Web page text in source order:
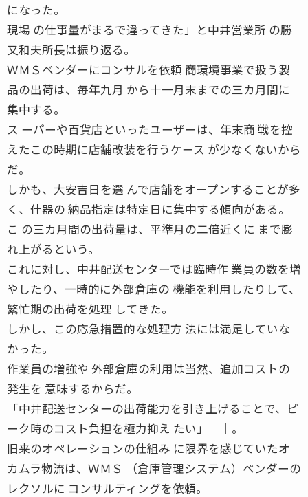
になった。
現場 の仕事量がまるで違ってきた」と中井営業所 の勝
又和夫所長は振り返る。
ＷＭＳベンダーにコンサルを依頼 商環境事業で扱う製
品の出荷は、毎年九月 から十一月末までの三カ月間に
集中する。
ス ーパーや百貨店といったユーザーは、年末商 戦を控
えたこの時期に店舗改装を行うケース が少なくないから
だ。
しかも、大安吉日を選 んで店舗をオープンすることが多
く、什器の 納品指定は特定日に集中する傾向がある。
こ の三カ月間の出荷量は、平準月の二倍近くに まで膨
れ上がるという。
これに対し、中井配送センターでは臨時作 業員の数を増
やしたり、一時的に外部倉庫の 機能を利用したりして、
繁忙期の出荷を処理 してきた。
しかし、この応急措置的な処理方 法には満足していな
かった。
作業員の増強や 外部倉庫の利用は当然、追加コストの
発生を 意味するからだ。
「中井配送センターの出荷能力を引き上げることで、ピ
ーク時のコスト負担を極力抑え たい」││。
旧来のオペレーションの仕組み に限界を感じていたオ
カムラ物流は、ＷＭＳ （倉庫管理システム）ベンダーの
レクソルに コンサルティングを依頼。